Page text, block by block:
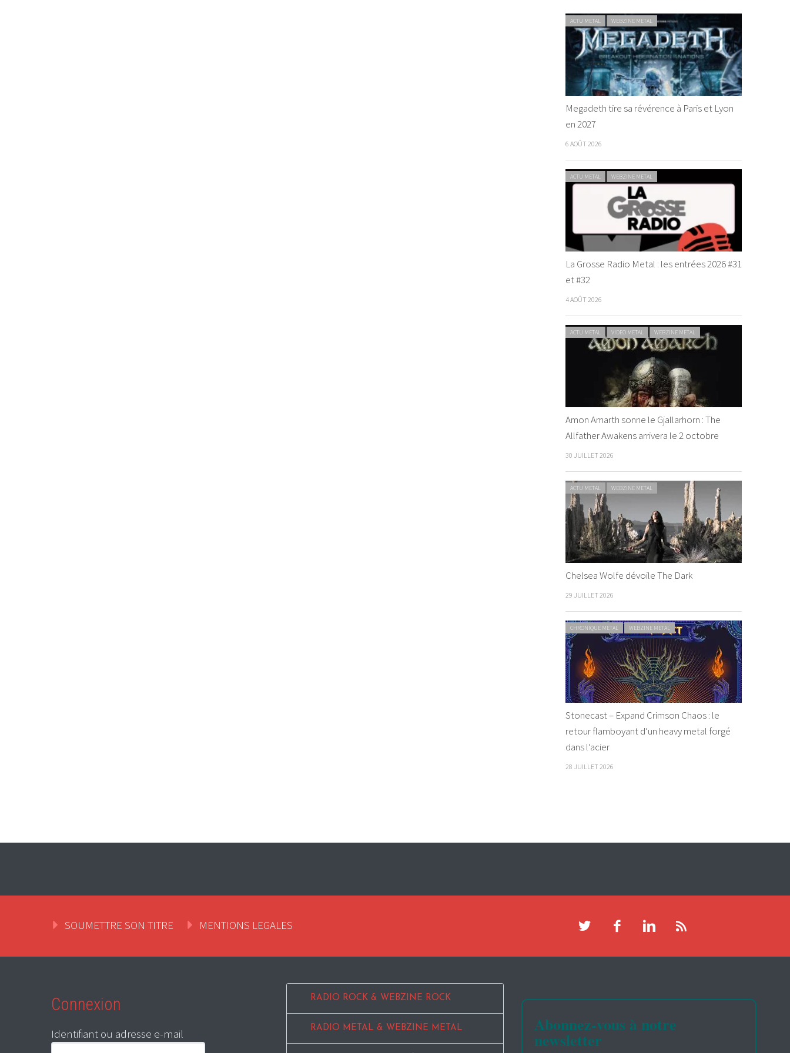
ACTU METAL WEBZINE METAL
Megadeth tire sa révérence à Paris et Lyon
en 2027
6 AOÛT 2026
ACTU METAL WEBZINE METAL
La Grosse Radio Metal : les entrées 2026 #31
et #32
4 AOÛT 2026
ACTU METAL VIDEO METAL WEBZINE METAL
Amon Amarth sonne le Gjallarhorn : The
Allfather Awakens arrivera le 2 octobre
30 JUILLET 2026
ACTU METAL WEBZINE METAL
Chelsea Wolfe dévoile The Dark
29 JUILLET 2026
CHRONIQUE METAL WEBZINE METAL
Stonecast – Expand Crimson Chaos : le
retour flamboyant d’un heavy metal forgé
dans l’acier
28 JUILLET 2026
SOUMETTRE SON TITRE MENTIONS LEGALES
Connexion
Identifiant ou adresse e-mail
RADIO ROCK & WEBZINE ROCK
RADIO METAL & WEBZINE METAL Abonnez-vous à notre
newsletter